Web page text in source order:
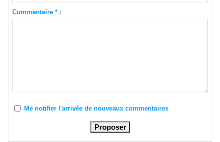
Commentaire * :
Me notifier l'arrivée de nouveaux commentaires